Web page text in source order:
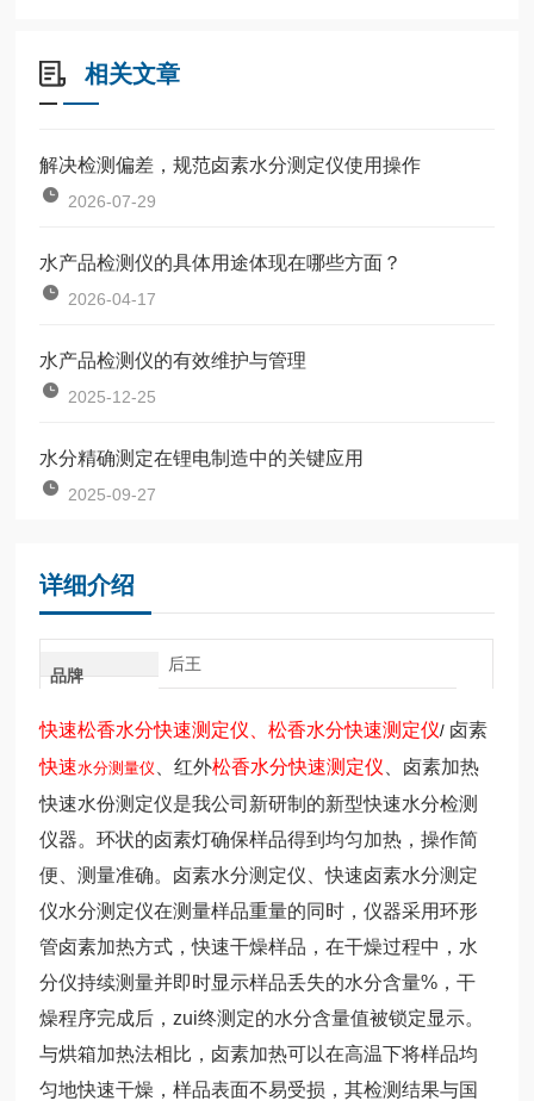
相关文章
解决检测偏差，规范卤素水分测定仪使用操作
2026-07-29
水产品检测仪的具体用途体现在哪些方面？
2026-04-17
水产品检测仪的有效维护与管理
2025-12-25
水分精确测定在锂电制造中的关键应用
2025-09-27
详细介绍
品牌
后王
快速松香水分快速测定仪 、松香水分快速测定仪/ 卤素
快速水分测量仪 、红外松香水分快速测定仪 、卤素加热
快速水份测定仪是我公司新研制的新型快速水分检测
仪器。环状的卤素灯确保样品得到均匀加热，操作简
便、测量准确。卤素水分测定仪、快速卤素水分测定
仪水分测定仪在测量样品重量的同时，仪器采用环形
管卤素加热方式，快速干燥样品，在干燥过程中，水
分仪持续测量并即时显示样品丢失的水分含量%，干
燥程序完成后，zui终测定的水分含量值被锁定显示。
与烘箱加热法相比，卤素加热可以在高温下将样品均
匀地快速干燥，样品表面不易受损，其检测结果与国